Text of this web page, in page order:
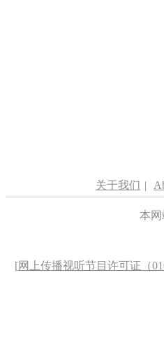
关于我们 |
本
[网上传播视听节目许可证（